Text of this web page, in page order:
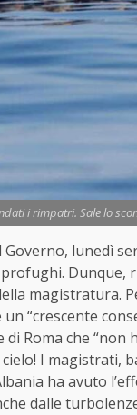
i rimpatri. Sale lo
Governo, lunedì
magistratura.
“crescente
Roma che “non
I magistrati,
ha avuto
dalle